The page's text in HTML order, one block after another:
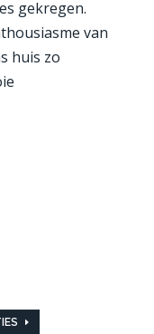
gekregen.
van
huis zo